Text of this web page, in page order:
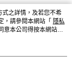
之詳情，及若您不希
，請參閱本網站「 隱私
意本公司得按本網站使